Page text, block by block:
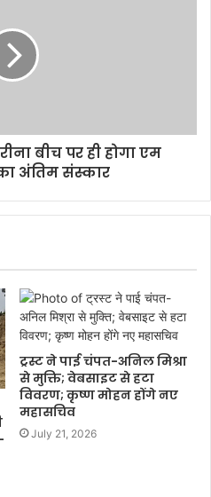
बीच पर ही होगा एम
अंतिम संस्कार
ट्रस्ट ने पाई चंपत-अनिल मिश्रा
से मुक्ति; वेबसाइट से हटा
विवरण; कृष्ण मोहन होंगे नए
महासचिव
July 21, 2026